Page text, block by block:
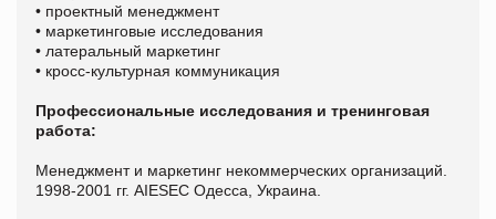
• проектный менеджмент
• маркетинговые исследования
• латеральный маркетинг
• кросс-культурная коммуникация
Профессиональные исследования и тренинговая
работа:
Менеджмент и маркетинг некоммерческих организаций.
1998-2001 гг. AIESEC Одесса, Украина.